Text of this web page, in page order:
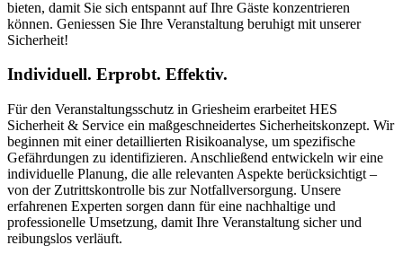
bieten, damit Sie sich entspannt auf Ihre Gäste konzentrieren
können. Geniessen Sie Ihre Veranstaltung beruhigt mit unserer
Sicherheit!
Individuell. Erprobt. Effektiv.
Für den Veranstaltungsschutz in Griesheim erarbeitet HES
Sicherheit & Service ein maßgeschneidertes Sicherheitskonzept. Wir
beginnen mit einer detaillierten Risikoanalyse, um spezifische
Gefährdungen zu identifizieren. Anschließend entwickeln wir eine
individuelle Planung, die alle relevanten Aspekte berücksichtigt –
von der Zutrittskontrolle bis zur Notfallversorgung. Unsere
erfahrenen Experten sorgen dann für eine nachhaltige und
professionelle Umsetzung, damit Ihre Veranstaltung sicher und
reibungslos verläuft.